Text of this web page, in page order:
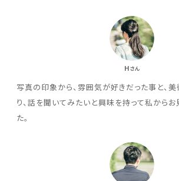
Hさん
写真の印象から、雰囲気が好きだった事と、
り、話を聞いてみたいと興味を持って私から
た。